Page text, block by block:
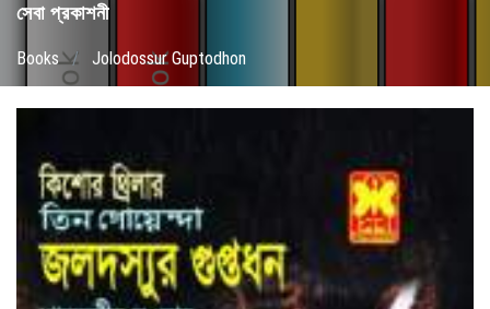
সেবা প্রকাশনী
Books / Jolodossur Guptodhon